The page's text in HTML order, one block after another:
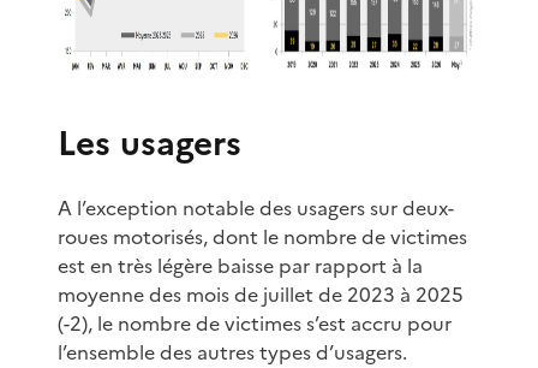
Les usagers
A l’exception notable des usagers sur deux-
roues motorisés, dont le nombre de victimes
est en très légère baisse par rapport à la
moyenne des mois de juillet de 2023 à 2025
(-2), le nombre de victimes s’est accru pour
l’ensemble des autres types d’usagers.